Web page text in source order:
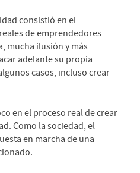
consistió en el
de emprendedores
mucha ilusión y más
adelante su propia
casos, incluso crear
en el proceso real de crear
Como la sociedad, el
en marcha de una